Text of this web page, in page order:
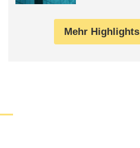
Mehr Highlights